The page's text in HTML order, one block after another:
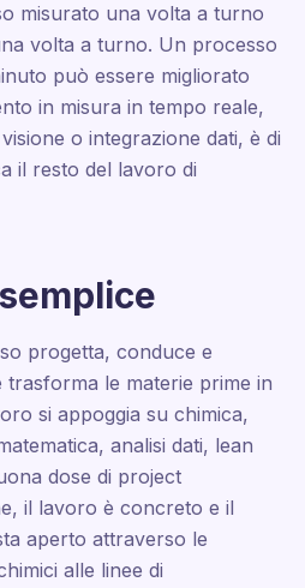
misurato una volta a turno
volta a turno. Un processo
può essere migliorato
in misura in tempo reale,
o integrazione dati, è di
il resto del lavoro di
progetta, conduce e
le materie prime in
si appoggia su chimica,
analisi dati, lean
dose di project
il lavoro è concreto e il
aperto attraverso le
alle linee di